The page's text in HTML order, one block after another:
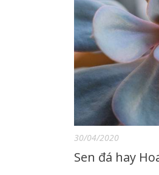
30/04/2020
Sen đá hay